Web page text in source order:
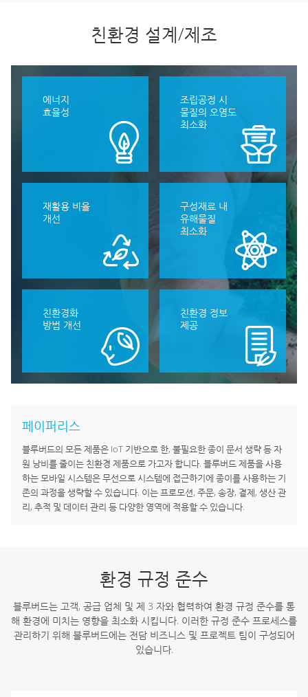
친환경 설계/제조
에너지
효율성
조립공정 시
물질의 오염도
최소화
재활용 비율
개선
구성재료 내
유해물질
최소화
친환경화
방법 개선
친환경 정보
제공
페이퍼리스
블루버드의 모든 제품은 IoT 기반으로 한, 불필요한 종이 문서 생략 등 자
원 낭비를 줄이는 친환경 제품으로 가고자 합니다. 블루버드 제품을 사용
하는 모바일 시스템은 무선으로 시스템에 접근하기에 종이를 사용하는 기
존의 과정을 생략할 수 있습니다. 이는 프로모션, 주문, 송장, 결제, 생산 관
리, 추적 및 데이터 관리 등 다양한 영역에 적용할 수 있습니다.
환경 규정 준수
블루버드는 고객, 공급 업체 및 제 3 자와 협력하여 환경 규정 준수를 통
해 환경에 미치는 영향을 최소화 시킵니다. 이러한 규정 준수 프로세스를
관리하기 위해 블루버드에는 전담 비즈니스 및 프로젝트 팀이 구성되어
있습니다.